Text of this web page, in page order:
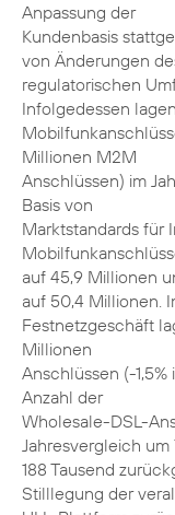
Anpassung der
Kundenbasis
von Änderungen
regulatorischen
Infolgedessen
Millionen M2M
Anschlüssen) im
Basis von
Marktstandards für
auf 45,9 Millionen
auf 50,4 Millionen.
Festnetzgeschäft
Millionen
Anschlüssen (-
Anzahl der
Wholesale-DSL-
Jahresvergleich um
188 Tausend
Stilllegung der